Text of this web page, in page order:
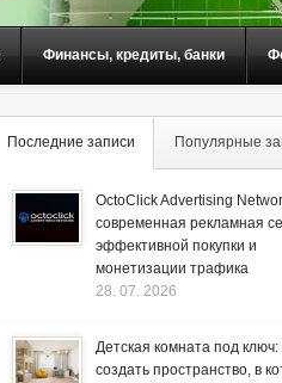
Финансы, кредиты, банки
Последние записи Популярные
OctoClick Advertising
современная рекламная
эффективной покупки и
монетизации трафика
28. 07. 2026
Детская комната под ключ:
создать пространство, в